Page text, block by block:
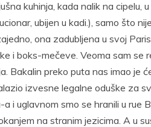
kuhinja, kada nalik na cipelu,
ubijen u kadi.), samo što
ona zadubljena u svoj
i boks-mečeve. Veoma sam se
Bakalin preko puta nas imao je
izvesne legalne oduške za
i uglavnom smo se hranili u rue
na stranim jezicima. A u